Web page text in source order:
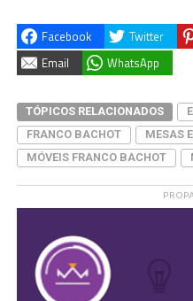
Facebook Twitter
Email
WhatsApp
TÓPICOS RELACIONADOS
FRANCO BACHOT
MESAS
MÓVEIS FRANCO BACHOT